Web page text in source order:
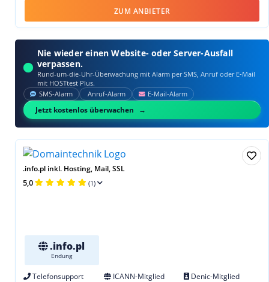
ZUM ANBIETER
Nie wieder einen Website- oder Server-Ausfall
verpassen.
Rund-um-die-Uhr-Überwachung mit Alarm per SMS, Anruf oder E‑Mail
mit HOSTtest Plus.
SMS‑Alarm Anruf‑Alarm E‑Mail‑Alarm
Jetzt kostenlos überwachen
.info.pl inkl. Hosting, Mail, SSL
5,0 (1)
.info.pl
Endung
Telefonsupport ICANN-Mitglied
Denic-Mitglied